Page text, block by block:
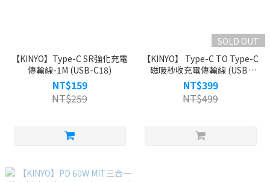
【KINYO】Type-C SR強化充電
傳輸線-1M (USB-C18)
NT$159
NT$259
SOLD OUT
【KINYO】 Type-C TO Type-C
磁吸秒收充電傳輸線 (USB-
TYC10)
NT$399
NT$499